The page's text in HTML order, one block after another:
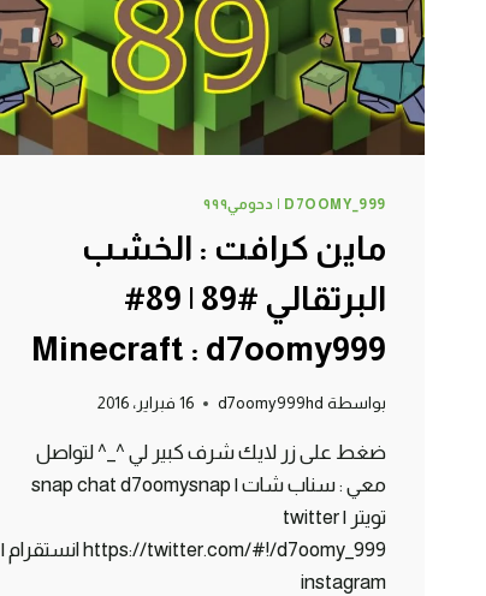
D7OOMY_999 | دحومي٩٩٩
ماين كرافت : الخشب
البرتقالي #89 | 89#
Minecraft : d7oomy999
بواسطة d7oomy999hd 16 فبراير، 2016
ضغط على زر لايك شرف كبير لي ^_^ لتواصل
معي : سناب شات | snap chat d7oomysnap
تويتر | twitter
https://twitter.com/#!/d7oomy_999 انستقرام |
instagram